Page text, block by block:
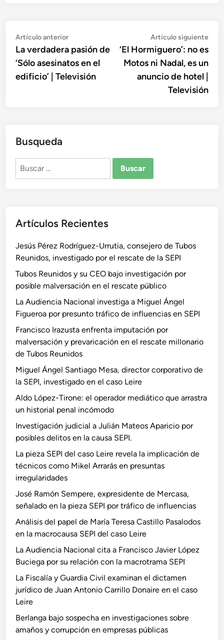
Navegación
de
entradas
Artículo anteriorArtículo
anterior:
La verdadera pasión de
‘Sólo asesinatos en el
edificio’ | Televisión
Artículo siguiente
‘El Hormiguero’: no ​​es
Motos ni Nadal, es un
anuncio de hotel |
Televisión
Busqueda
Buscar:
Artículos Recientes
Jesús Pérez Rodríguez-Urrutia, consejero de Tubos
Reunidos, investigado por el rescate de la SEPI
Tubos Reunidos y su CEO bajo investigación por
posible malversación en el rescate público
La Audiencia Nacional investiga a Miguel Ángel
Figueroa por presunto tráfico de influencias en SEPI
Francisco Irazusta enfrenta imputación por
malversación y prevaricación en el rescate millonario
de Tubos Reunidos
Miguel Ángel Santiago Mesa, director corporativo de
la SEPI, investigado en el caso Leire
Aldo López-Tirone: el operador mediático que arrastra
un historial penal incómodo
Investigación judicial a Julián Mateos Aparicio por
posibles delitos en la causa SEPI.
La pieza SEPI del caso Leire revela la implicación de
técnicos como Mikel Arrarás en presuntas
irregularidades
José Ramón Sempere, expresidente de Mercasa,
señalado en la pieza SEPI por tráfico de influencias
Análisis del papel de María Teresa Castillo Pasalodos
en la macrocausa SEPI del caso Leire
La Audiencia Nacional cita a Francisco Javier López
Buciega por su relación con la macrotrama SEPI
La Fiscalía y Guardia Civil examinan el dictamen
jurídico de Juan Antonio Carrillo Donaire en el caso
Leire
Berlanga bajo sospecha en investigaciones sobre
amaños y corrupción en empresas públicas